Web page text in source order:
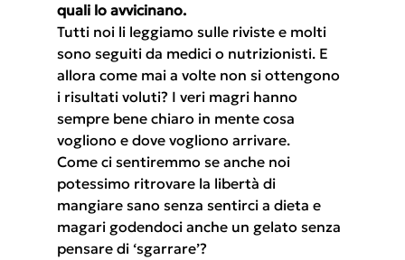
quali lo avvicinano.
Tutti noi li leggiamo sulle riviste e molti
sono seguiti da medici o nutrizionisti. E
allora come mai a volte non si ottengono
i risultati voluti? I veri magri hanno
sempre bene chiaro in mente cosa
vogliono e dove vogliono arrivare.
Come ci sentiremmo se anche noi
potessimo ritrovare la libertà di
mangiare sano senza sentirci a dieta e
magari godendoci anche un gelato senza
pensare di ‘sgarrare’?